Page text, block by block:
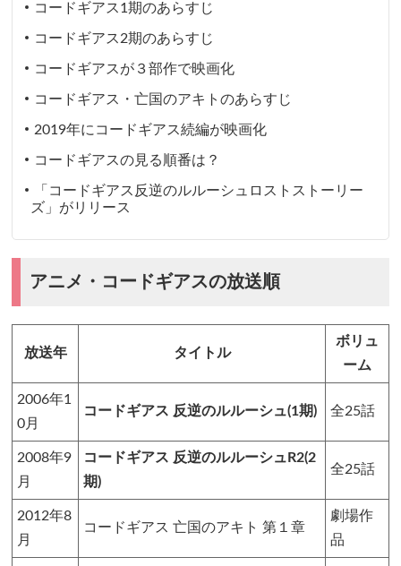
コードギアス1期のあらすじ
コードギアス2期のあらすじ
コードギアスが３部作で映画化
コードギアス・亡国のアキトのあらすじ
2019年にコードギアス続編が映画化
コードギアスの見る順番は？
「コードギアス反逆のルルーシュロストストーリー
ズ」がリリース
アニメ・コードギアスの放送順
放送年 タイトル
ボリュ
ーム
2006年1
0月
コードギアス 反逆のルルーシュ(1期) 全25話
2008年9
月
コードギアス 反逆のルルーシュR2(2
期)
全25話
2012年8
月
コードギアス 亡国のアキト 第１章
劇場作
品